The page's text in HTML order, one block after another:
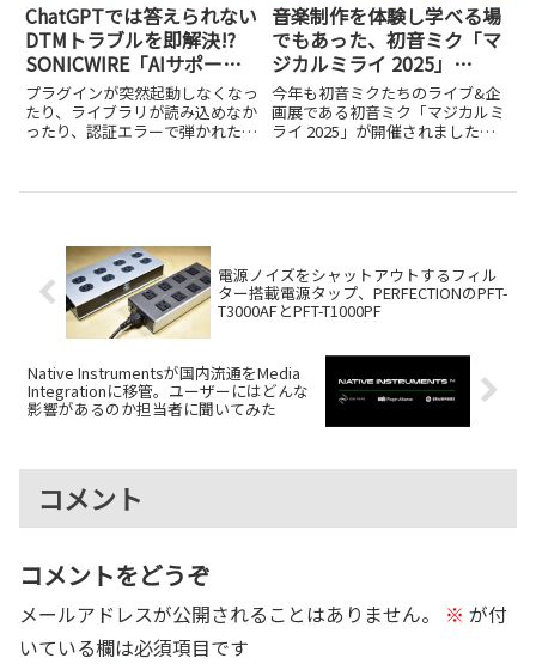
ChatGPTでは答えられない
DTMトラブルを即解決!?
SONICWIRE「AIサポー
ト」が約30年分の事例で実
現した、専用AIの実力
プラグインが突然起動しなくなっ
たり、ライブラリが読み込めなか
ったり、認証エラーで弾かれた
ありますよね。慣れている人でも
音楽制作を体験し学べる場
でもあった、初音ミク「マ
ジカルミライ 2025」
TOKYO イベントレポート
今年も初音ミクたちのライブ&企
画展である初音ミク「マジカルミ
ライ 2025」が開催されました。8
日はOSAKA（インテックス大
電源ノイズをシャットアウトするフィル
ター搭載電源タップ、PERFECTIONのPFT-
T3000AFとPFT-T1000PF
Native Instrumentsが国内流通をMedia
Integrationに移管。ユーザーにはどんな
影響があるのか担当者に聞いてみた
コメント
コメントをどうぞ
メールアドレスが公開されることはありません。 ※ が付
いている欄は必須項目です